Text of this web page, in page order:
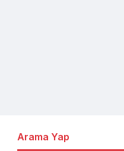
Arama Yap